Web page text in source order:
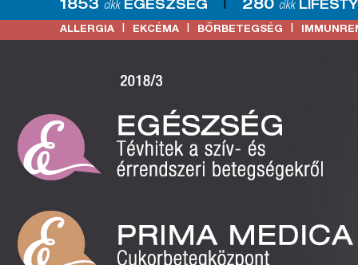
1853 cikk EGÉSZSÉG | 280 cikk
ALLERGIA | EKCÉMA | BŐRBETEGSÉG |